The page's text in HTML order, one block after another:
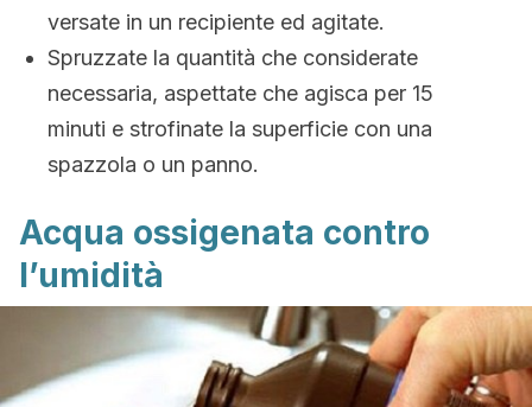
versate in un recipiente ed agitate.
Spruzzate la quantità che considerate
necessaria, aspettate che agisca per 15
minuti e strofinate la superficie con una
spazzola o un panno.
Acqua ossigenata contro
l’umidità